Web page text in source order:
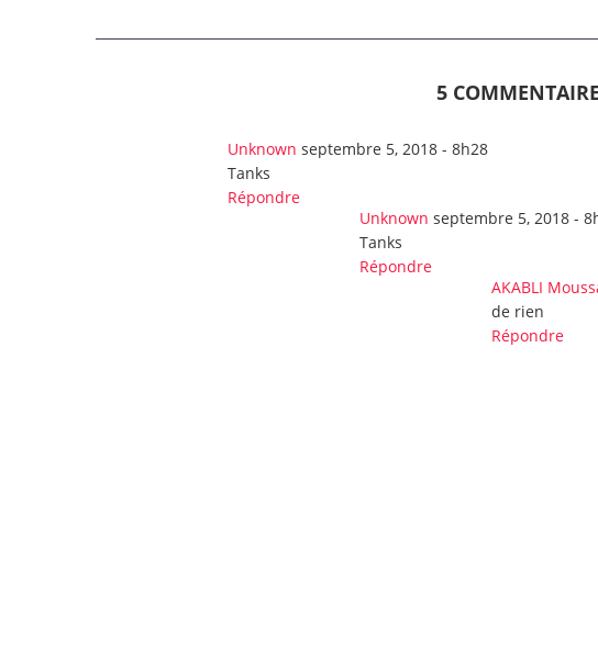
5
Unknown septembre 5, 2018 - 8h28
Tanks
Répondre
Unknown septembre 5, 2018 -
Tanks
Répondre
AKABLI
de rien
Répondre